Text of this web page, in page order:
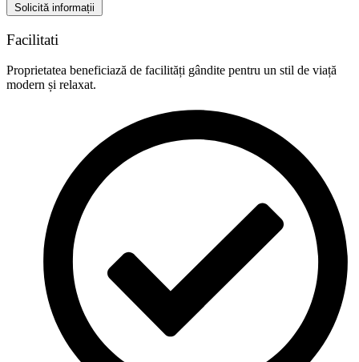
Solicită informații
Facilitati
Proprietatea beneficiază de facilități gândite pentru un stil de viață
modern și relaxat.